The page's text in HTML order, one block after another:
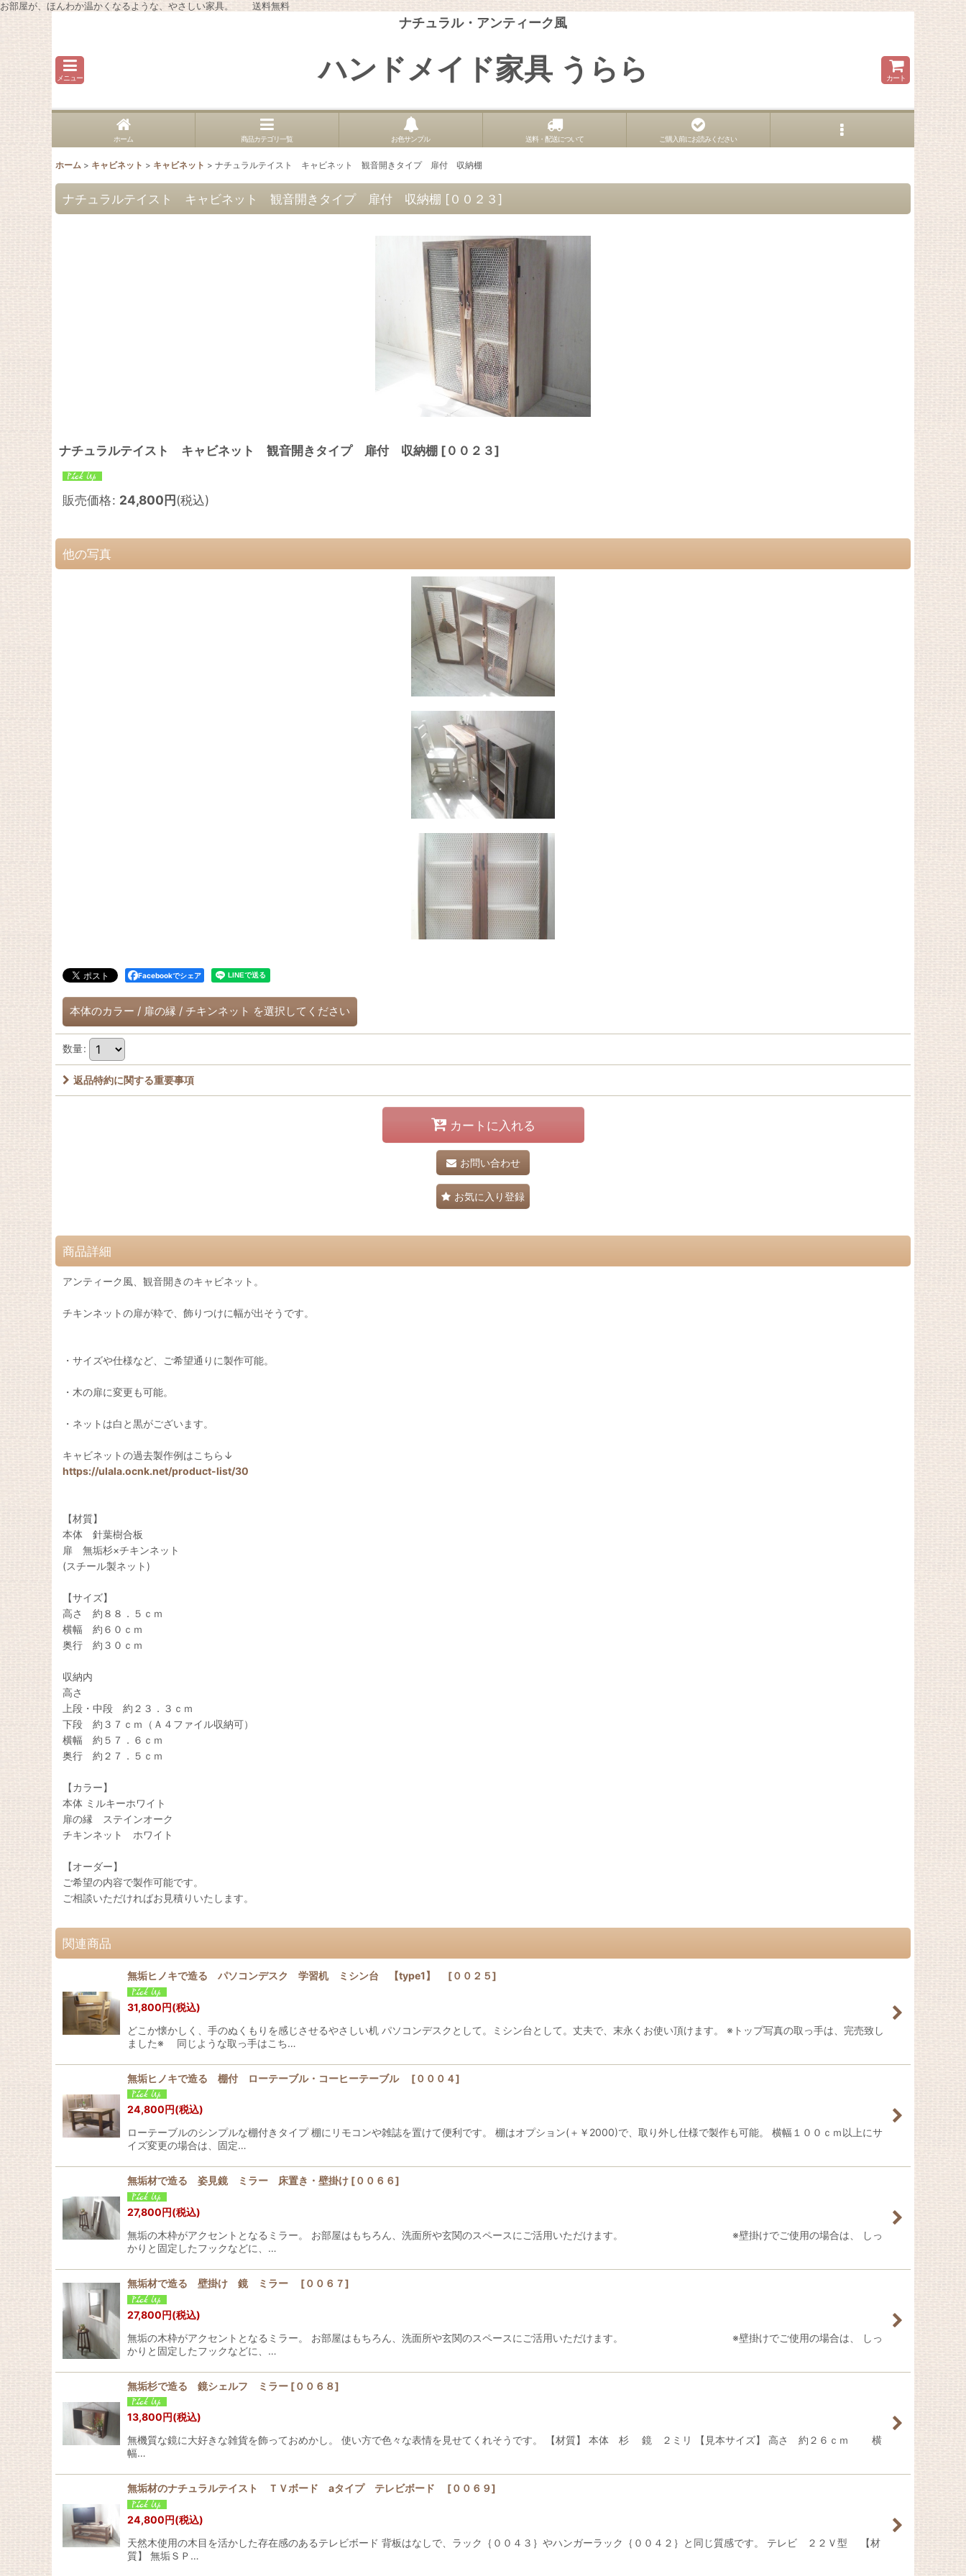
お部屋が、ほんわか温かくなるような、やさしい家具。 送料無料
ナチュラル・アンティーク風
メニュー ハンドメイド家具 うらら カート
ホーム 商品カテゴリ一覧 お色サンプル 送料・配送について ご購入前にお読みください
ホーム > キャビネット > キャビネット > ナチュラルテイスト キャビネット 観音開きタイプ 扉付 収納棚
ナチュラルテイスト キャビネット 観音開きタイプ 扉付 収納棚 [００２３]
ナチュラルテイスト キャビネット 観音開きタイプ 扉付 収納棚 [００２３]
販売価格: 24,800円(税込)
他の写真
Facebookでシェア
本体のカラー / 扉の縁 / チキンネット を選択してください
数量:
返品特約に関する重要事項
カートに入れる
お問い合わせ
お気に入り登録
商品詳細
アンティーク風、観音開きのキャビネット。
チキンネットの扉が粋で、飾りつけに幅が出そうです。
・サイズや仕様など、ご希望通りに製作可能。
・木の扉に変更も可能。
・ネットは白と黒がございます。
キャビネットの過去製作例はこちら↓
https://ulala.ocnk.net/product-list/30
【材質】
本体 針葉樹合板
扉 無垢杉×チキンネット
(スチール製ネット)
【サイズ】
高さ 約８８．５ｃｍ
横幅 約６０ｃｍ
奥行 約３０ｃｍ
収納内
高さ
上段・中段 約２３．３ｃｍ
下段 約３７ｃｍ（Ａ４ファイル収納可）
横幅 約５７．６ｃｍ
奥行 約２７．５ｃｍ
【カラー】
本体 ミルキーホワイト
扉の縁 ステインオーク
チキンネット ホワイト
【オーダー】
ご希望の内容で製作可能です。
ご相談いただければお見積りいたします。
関連商品
無垢ヒノキで造る パソコンデスク 学習机 ミシン台 【type1】 [００２５]
31,800円(税込)
どこか懐かしく、手のぬくもりを感じさせるやさしい机 パソコンデスクとして。ミシン台として。丈夫で、末永くお使い頂けます。 ※トップ写真の取っ手は、完売致し
ました※ 同じような取っ手はこち…
無垢ヒノキで造る 棚付 ローテーブル・コーヒーテーブル [０００４]
24,800円(税込)
ローテーブルのシンプルな棚付きタイプ 棚にリモコンや雑誌を置けて便利です。 棚はオプション(＋￥2000)で、取り外し仕様で製作も可能。 横幅１００ｃｍ以上にサ
イズ変更の場合は、固定…
無垢材で造る 姿見鏡 ミラー 床置き・壁掛け [００６６]
27,800円(税込)
無垢の木枠がアクセントとなるミラー。 お部屋はもちろん、洗面所や玄関のスペースにご活用いただけます。 ※壁掛けでご使用の場合は、 しっ
かりと固定したフックなどに、…
無垢材で造る 壁掛け 鏡 ミラー [００６７]
27,800円(税込)
無垢の木枠がアクセントとなるミラー。 お部屋はもちろん、洗面所や玄関のスペースにご活用いただけます。 ※壁掛けでご使用の場合は、 しっ
かりと固定したフックなどに、…
無垢杉で造る 鏡シェルフ ミラー [００６８]
13,800円(税込)
無機質な鏡に大好きな雑貨を飾っておめかし。 使い方で色々な表情を見せてくれそうです。 【材質】 本体 杉 鏡 ２ミリ 【見本サイズ】 高さ 約２６ｃｍ 横
幅…
無垢材のナチュラルテイスト ＴＶボード aタイプ テレビボード [００６９]
24,800円(税込)
天然木使用の木目を活かした存在感のあるテレビボード 背板はなしで、ラック｛００４３｝やハンガーラック｛００４２｝と同じ質感です。 テレビ ２２Ｖ型 【材
質】 無垢ＳＰ…